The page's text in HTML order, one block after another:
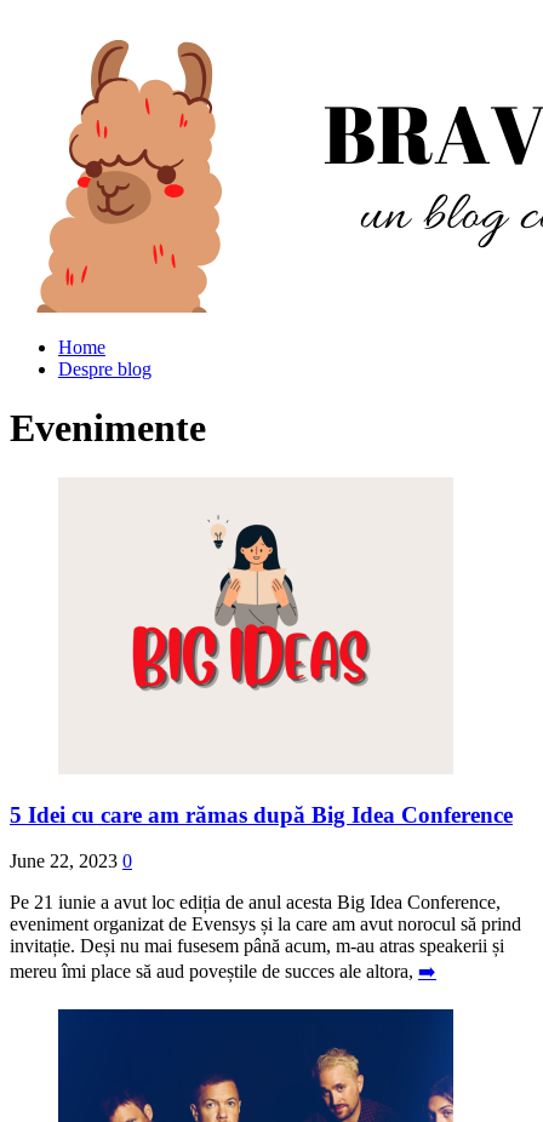
Home
Despre blog
Evenimente
5 Idei cu care am rămas după Big Idea Conference
June 22, 2023 0
Pe 21 iunie a avut loc ediția de anul acesta Big Idea Conference,
eveniment organizat de Evensys și la care am avut norocul să prind
invitație. Deși nu mai fusesem până acum, m-au atras speakerii și
mereu îmi place să aud poveștile de succes ale altora, ➡️